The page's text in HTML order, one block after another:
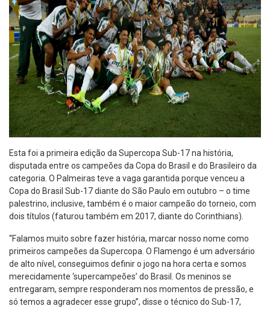
Esta foi a primeira edição da Supercopa Sub-17 na história,
disputada entre os campeões da Copa do Brasil e do Brasileiro da
categoria. O Palmeiras teve a vaga garantida porque venceu a
Copa do Brasil Sub-17 diante do São Paulo em outubro – o time
palestrino, inclusive, também é o maior campeão do torneio, com
dois títulos (faturou também em 2017, diante do Corinthians).
“Falamos muito sobre fazer história, marcar nosso nome como
primeiros campeões da Supercopa. O Flamengo é um adversário
de alto nível, conseguimos definir o jogo na hora certa e somos
merecidamente ‘supercampeões’ do Brasil. Os meninos se
entregaram, sempre responderam nos momentos de pressão, e
só temos a agradecer esse grupo”, disse o técnico do Sub-17,